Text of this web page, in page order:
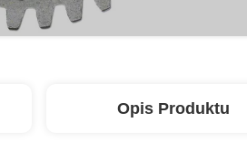
Opis Produktu